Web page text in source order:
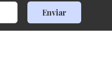
Enviar